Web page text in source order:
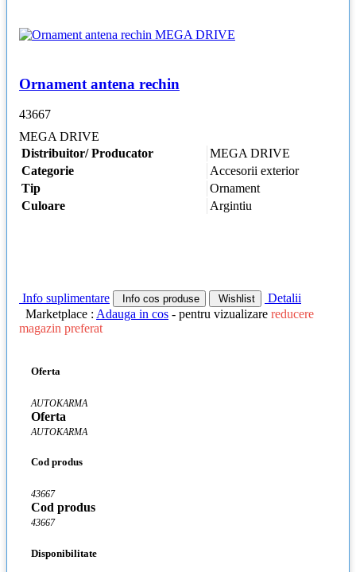
Ornament antena rechin
43667
MEGA DRIVE
Distribuitor/ Producator
MEGA DRIVE
Categorie
Accesorii exterior
Tip
Ornament
Culoare
Argintiu
Info suplimentare Info cos produse Wishlist
Detalii
Marketplace : Adauga in cos - pentru vizualizare reducere
magazin preferat
Oferta
AUTOKARMA
Oferta
AUTOKARMA
Cod produs
43667
Cod produs
43667
Disponibilitate